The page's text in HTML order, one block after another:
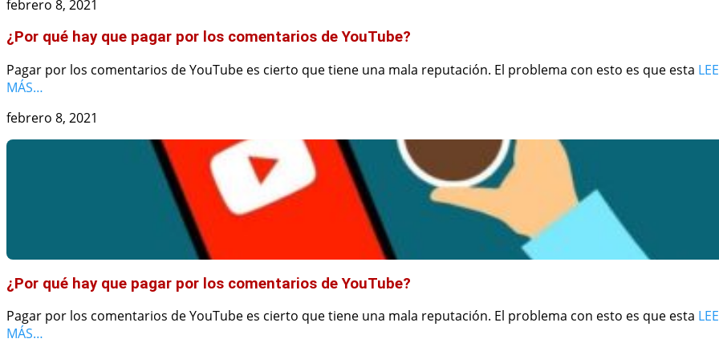
febrero 8, 2021
¿Por qué hay que pagar por los comentarios de YouTube?
Pagar por los comentarios de YouTube es cierto que tiene una mala reputación. El problema con esto es que esta
MÁS…
febrero 8, 2021
¿Por qué hay que pagar por los comentarios de YouTube?
Pagar por los comentarios de YouTube es cierto que tiene una mala reputación. El problema con esto es que esta
MÁS…